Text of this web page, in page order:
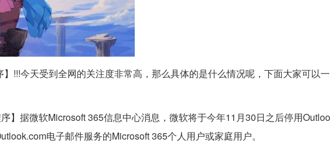
】!!!今天受到全网的关注度非常高，那么具体的是什么情况呢，下面大家可以一
】据微软Microsoft 365信息中心消息，微软将于今年11月30日之后停用Outloo
电子邮件服务的Microsoft 365个人用户或家庭用户。